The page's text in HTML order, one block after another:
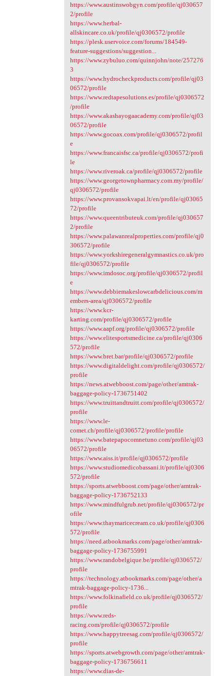
https://www.austinswobgyn.com/profile/qj030657
2/profile
https://www.herbal-
allskincare.co.uk/profile/qj0306572/profile
https://plesk.uservoice.com/forums/184549-
feature-suggestions/suggestion...
https://www.zybuluo.com/quinnjohn/note/257276
3
https://www.hydrocheckproducts.com/profile/qj03
06572/profile
https://www.redtapesolutions.es/profile/qj0306572
/profile
https://www.akashayogaacademy.com/profile/qj03
06572/profile
https://www.gocoax.com/profile/qj0306572/profil
e
https://www.francaisfsc.ca/profile/qj0306572/profi
le
https://www.riveroak.ca/profile/qj0306572/profile
https://www.georgetownpharmacy.com.my/profile/
qj0306572/profile
https://www.provansokvapai.lt/en/profile/qj03065
72/profile
https://www.queentributeuk.com/profile/qj030657
2/profile
https://www.palawanrealproperties.com/profile/qj0
306572/profile
https://www.yorkshiregeneralgymnastics.co.uk/pro
file/qj0306572/profile
https://www.imdosoc.org/profile/qj0306572/profil
e
https://www.debbiemakeslowcarbdelicious.com/m
embers-area/qj0306572/profile
https://www.kcr-
karting.com/profile/qj0306572/profile
https://www.aapf.org/profile/qj0306572/profile
https://www.elitesportsmedicine.ca/profile/qj0306
572/profile
https://www.bret.bar/profile/qj0306572/profile
https://www.digitaldelight.com/profile/qj0306572/
profile
https://news.atwebboost.com/page/other/amtrak-
baggage-policy-1736751402
https://www.truittandtruitt.com/profile/qj0306572/
profile
https://www.le-
comet.ch/profile/qj0306572/profile/profile
https://www.batepapocomnetuno.com/profile/qj03
06572/profile
https://www.aiss.it/profile/qj0306572/profile
https://www.studiomedicobassani.it/profile/qj0306
572/profile
https://sports.atwebboost.com/page/other/amtrak-
baggage-policy-1736752133
https://www.mindfulgrub.net/profile/qj0306572/pr
ofile
https://www.thaymaricecream.co.uk/profile/qj0306
572/profile
https://need.atbookmarks.com/page/other/amtrak-
baggage-policy-1736755991
https://www.randobelgique.be/profile/qj0306572/
profile
https://technology.atbookmarks.com/page/other/a
mtrak-baggage-policy-1736...
https://www.folkinafield.co.uk/profile/qj0306572/
profile
https://www.reds-
racing.com/profile/qj0306572/profile
https://www.happytreesag.com/profile/qj0306572/
profile
https://sports.atwebgrowth.com/page/other/amtrak-
baggage-policy-1736756611
https://www.dias-de-